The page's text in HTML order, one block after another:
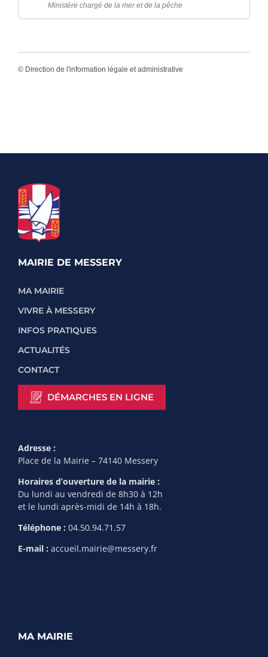
Ministère chargé de la mer et de la pêche
© Direction de l'information légale et administrative
MAIRIE DE MESSERY
MA MAIRIE
VIVRE À MESSERY
INFOS PRATIQUES
ACTUALITÉS
CONTACT
DÉMARCHES EN LIGNE
Adresse :
Place de la Mairie – 74140 Messery
Horaires d’ouverture de la mairie :
Du lundi au vendredi de 8h30 à 12h
et le lundi après-midi de 14h à 18h.
Téléphone : 04.50.94.71.57
E-mail : accueil.mairie@messery.fr
MA MAIRIE